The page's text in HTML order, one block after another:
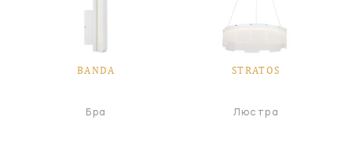
BANDA
Бра
STRATOS
Люстра